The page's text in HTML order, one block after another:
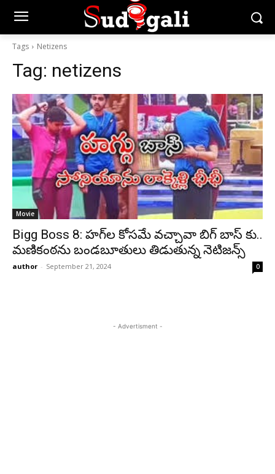
Tags Netizens
Tag: netizens
Movie
Bigg Boss 8: హగ్‌ల కోసమే వచ్చావా బిగ్ బాస్ కు..
మణికంఠను బండబూతులు తిడుతున్న నెటిజన్స్
author - September 21, 2024 0
- Advertisment -